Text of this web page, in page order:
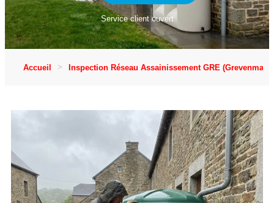
Service client ouvert
Accueil Inspection Réseau Assainissement GRE